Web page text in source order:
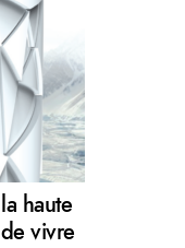
haute
vivre